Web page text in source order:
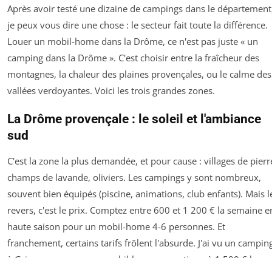
Après avoir testé une dizaine de campings dans le
je peux vous dire une chose : le secteur fait toute la différence.
Louer un mobil-home dans la Drôme, ce n'est pas juste « un
camping dans la Drôme ». C'est choisir entre la fraîcheur des
montagnes, la chaleur des plaines provençales, ou le calme des
vallées verdoyantes. Voici les trois grandes zones.
La Drôme provençale : le soleil et l'ambiance
sud
C'est la zone la plus demandée, et pour cause : villages de
champs de lavande, oliviers. Les campings y sont nombreux,
souvent bien équipés (piscine, animations, club enfants). Mais
revers, c'est le prix. Comptez entre 600 et 1 200 € la semaine
haute saison pour un mobil-home 4-6 personnes. Et
franchement, certains tarifs frôlent l'absurde. J'ai vu un